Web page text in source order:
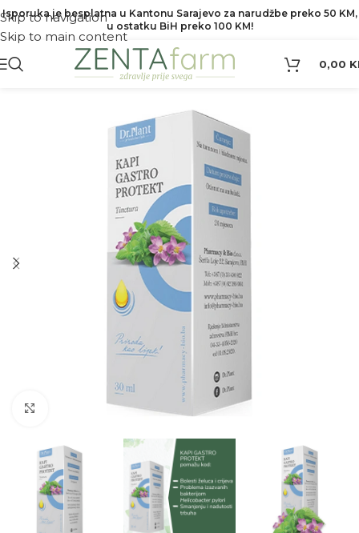
Skip to navigation
Skip to main content
Isporuka je besplatna u Kantonu Sarajevo za narudžbe preko 50 KM,
u ostatku BiH preko 100 KM!
0,00
Kliknite za povećanje